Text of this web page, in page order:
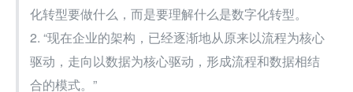
化转型要做什么，而是要理解什么是数字化转型。
2. “现在企业的架构，已经逐渐地从原来以流程为核心
驱动，走向以数据为核心驱动，形成流程和数据相结
合的模式。”